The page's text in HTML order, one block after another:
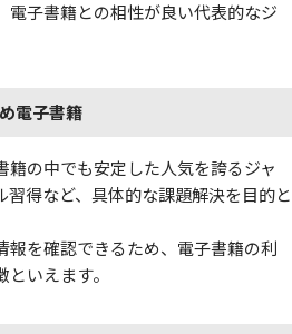
電子書籍との相性が良い代表的なジ
電子書籍
籍の中でも安定した人気を誇るジャ
習得など、具体的な課題解決を目的と
報を確認できるため、電子書籍の利
いえます。